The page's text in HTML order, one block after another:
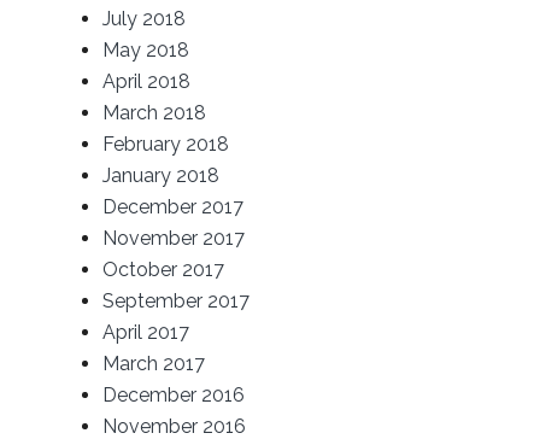
July 2018
May 2018
April 2018
March 2018
February 2018
January 2018
December 2017
November 2017
October 2017
September 2017
April 2017
March 2017
December 2016
November 2016